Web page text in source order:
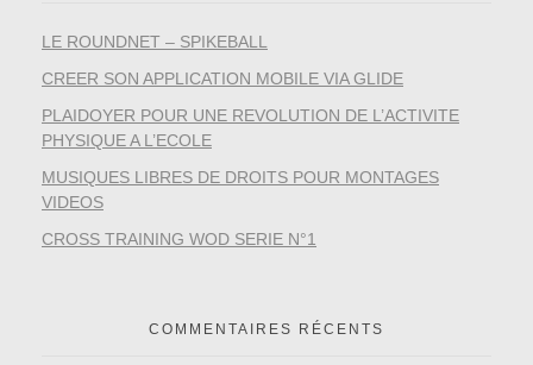
LE ROUNDNET – SPIKEBALL
CREER SON APPLICATION MOBILE VIA GLIDE
PLAIDOYER POUR UNE REVOLUTION DE L’ACTIVITE
PHYSIQUE A L’ECOLE
MUSIQUES LIBRES DE DROITS POUR MONTAGES
VIDEOS
CROSS TRAINING WOD SERIE N°1
COMMENTAIRES RÉCENTS